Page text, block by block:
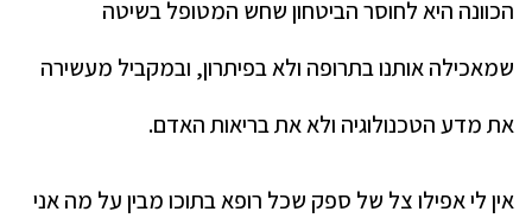
הכוונה היא לחוסר הביטחון שחש המטופל בשיטה
שמאכילה אותנו בתרופה ולא בפיתרון, ובמקביל מעשירה
את מדע הטכנולוגיה ולא את בריאות האדם.
אין לי אפילו צל של ספק שכל רופא בתוכו מבין על מה אני